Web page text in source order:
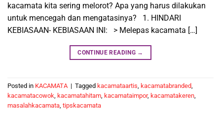
kacamata kita sering melorot? Apa yang harus dilakukan
untuk mencegah dan mengatasinya? 1. HINDARI
KEBIASAAN- KEBIASAAN INI: > Melepas kacamata […]
CONTINUE READING →
Posted in KACAMATA | Tagged kacamataartis kacamatabranded
kacamatacowok kacamatahitam kacamataimpor, kacamatakeren
masalahkacamata tipskacamata